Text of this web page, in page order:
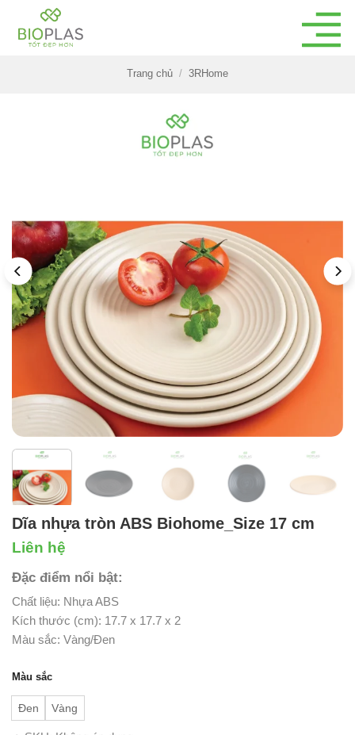
qua
Trang chủ / 3RHome
Dĩa nhựa tròn ABS Biohome_Size 17 cm
Liên hệ
Đặc điểm nổi bật:
Chất liệu: Nhựa ABS
Kích thước (cm): 17.7 x 17.7 x 2
Màu sắc: Vàng/Đen
Màu sắc
Đen Vàng